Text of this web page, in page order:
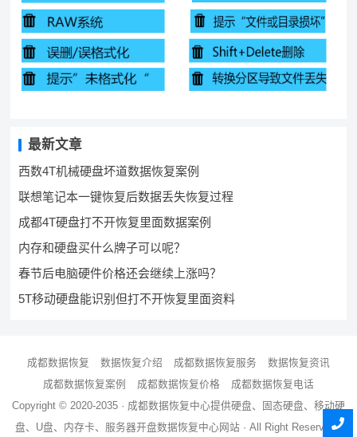
最新文章
西数4T机械硬盘坏道数据恢复案例
联想笔记本一键恢复后数据丢失恢复过程
成都4T硬盘打不开恢复里面数据案例
内存和硬盘买什么牌子可以呢？
春节后电脑硬件价格还会继续上涨吗？
5T移动硬盘能识别但打不开恢复里面资料
成都数据恢复 数据恢复介绍 成都数据恢复服务
数据恢复资讯
成都数据恢复案例
成都数据恢复价格
成都数据恢复电话
Copyright © 2020-2035 · 成都数据恢复中心提供硬盘、固态硬盘、移动硬
盘、U盘、内存卡、服务器开盘数据恢复中心网站 · All Right Reserved ·